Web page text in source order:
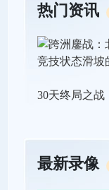
热门资讯
最新录像